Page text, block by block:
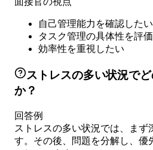
自己管理能力を確認したい
タスク管理の具体性を評
効率性を重視したい
ストレスの多い状況で
か？
回答例
ストレスの多い状況では、ま
す。その後、問題を分解し、優